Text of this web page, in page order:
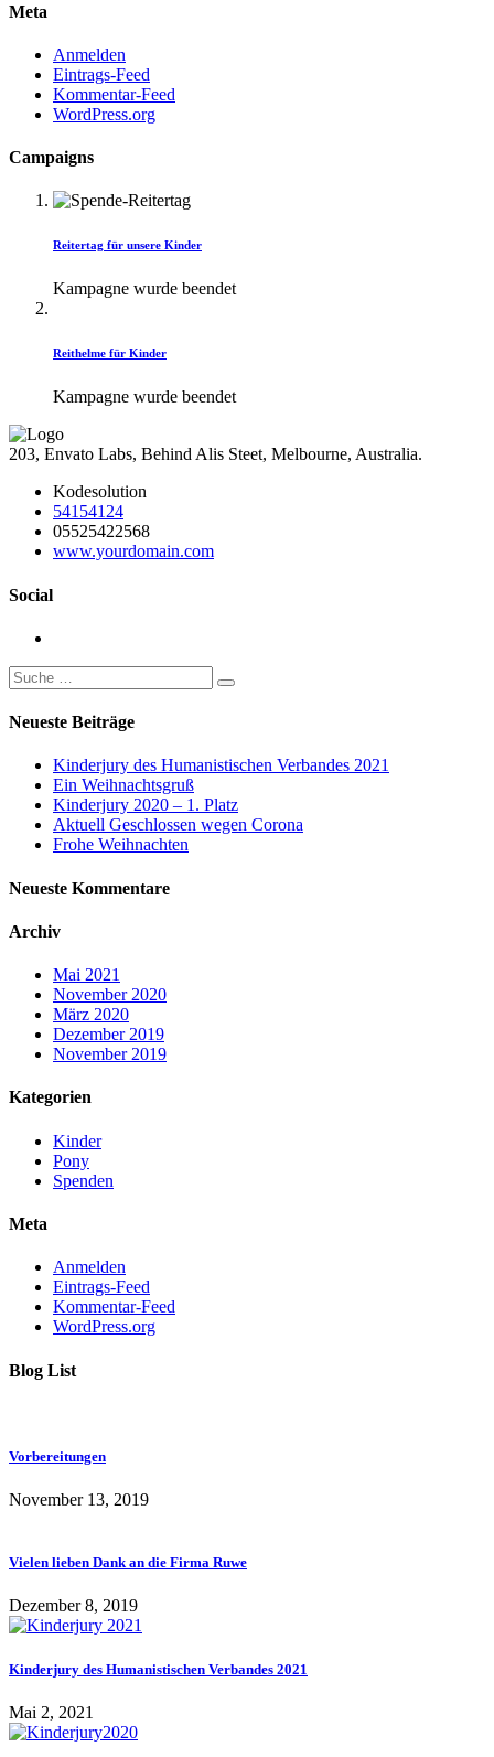
Meta
Anmelden
Eintrags-Feed
Kommentar-Feed
WordPress.org
Campaigns
Reitertag für unsere Kinder
Kampagne wurde beendet
Reithelme für Kinder
Kampagne wurde beendet
203, Envato Labs, Behind Alis Steet, Melbourne, Australia.
Kodesolution
54154124
05525422568
www.yourdomain.com
Social
Neueste Beiträge
Kinderjury des Humanistischen Verbandes 2021
Ein Weihnachtsgruß
Kinderjury 2020 – 1. Platz
Aktuell Geschlossen wegen Corona
Frohe Weihnachten
Neueste Kommentare
Archiv
Mai 2021
November 2020
März 2020
Dezember 2019
November 2019
Kategorien
Kinder
Pony
Spenden
Meta
Anmelden
Eintrags-Feed
Kommentar-Feed
WordPress.org
Blog List
Vorbereitungen
November 13, 2019
Vielen lieben Dank an die Firma Ruwe
Dezember 8, 2019
Kinderjury des Humanistischen Verbandes 2021
Mai 2, 2021